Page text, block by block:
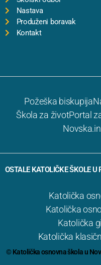
Nastava
Produženi boravak
Kontakt
Požeška biskupija
Škola za životPortal
Novska.in
OSTALE KATOLIČKE ŠKOLE
Katolička
Katolička
Katolička
Katolička
© Katolička osnovna škola u